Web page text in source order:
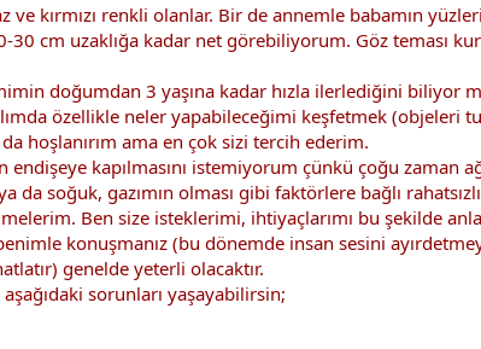
kırmızı renkli olanlar. Bir de annemle babamın
cm uzaklığa kadar net görebiliyorum. Göz teması
doğumdan 3 yaşına kadar hızla ilerlediğini
özellikle neler yapabileceğimi keşfetmek
hoşlanırım ama en çok sizi tercih ederim.
endişeye kapılmasını istemiyorum çünkü çoğu zaman
da soğuk, gazımın olması gibi faktörlere bağlı
Ben size isteklerimi, ihtiyaçlarımı bu şekilde
konuşmanız (bu dönemde insan sesini
genelde yeterli olacaktır.
sorunları yaşayabilirsin;